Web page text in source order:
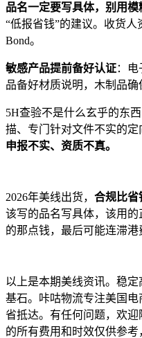
品名一定要写具体，别用模
“低报省钱”的建议。收货
Bond。
敏感产品提前备好认证：
品备好材质说明，木制品确
5H查验不是什么玄乎的东
描、专门针对文件不实的定
申报不实、资质不真。
2026年美线出货， 合规比省
该写的品名写具体，该用
的那点钱，最后可能连滞港
以上是本期美线资讯。稳
基石。咔咕物流专注美国
省抵达。有任何问题，欢
的所有费用和时效仅供参